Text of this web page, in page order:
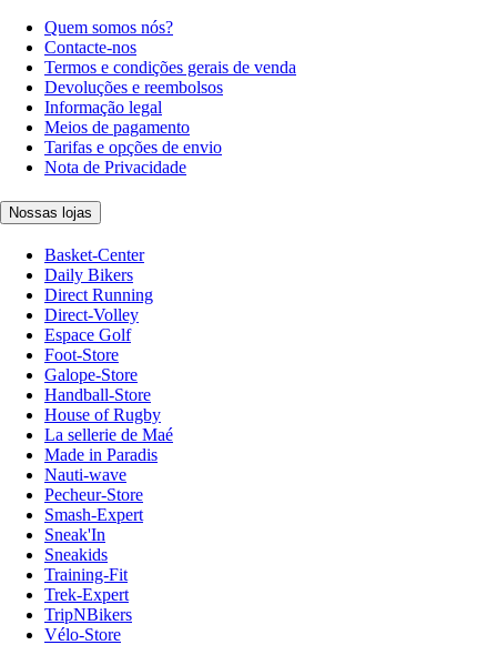
Quem somos nós?
Contacte-nos
Termos e condições gerais de venda
Devoluções e reembolsos
Informação legal
Meios de pagamento
Tarifas e opções de envio
Nota de Privacidade
Nossas lojas
Basket-Center
Daily Bikers
Direct Running
Direct-Volley
Espace Golf
Foot-Store
Galope-Store
Handball-Store
House of Rugby
La sellerie de Maé
Made in Paradis
Nauti-wave
Pecheur-Store
Smash-Expert
Sneak'In
Sneakids
Training-Fit
Trek-Expert
TripNBikers
Vélo-Store